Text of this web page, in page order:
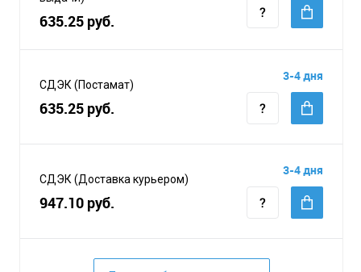
635.25 руб.
СДЭК (Постамат)
635.25 руб.
3-4 дня
СДЭК (Доставка курьером)
947.10 руб.
3-4 дня